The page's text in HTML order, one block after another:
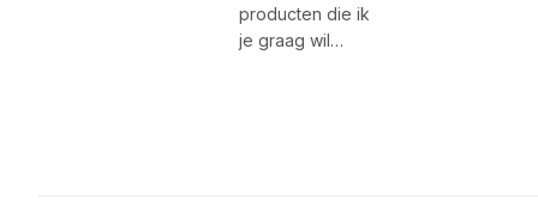
producten die ik
je graag wil…